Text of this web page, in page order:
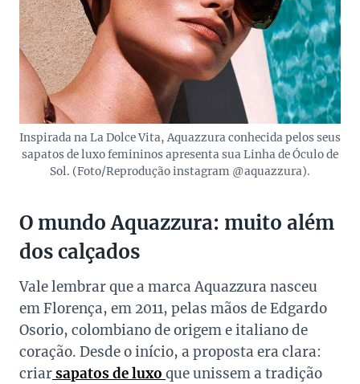
Inspirada na La Dolce Vita, Aquazzura conhecida pelos seus
sapatos de luxo femininos apresenta sua Linha de Óculo de
Sol. (Foto/Reprodução instagram @aquazzura).
O mundo Aquazzura: muito além
dos calçados
Vale lembrar que a marca Aquazzura nasceu
em Florença, em 2011, pelas mãos de Edgardo
Osorio, colombiano de origem e italiano de
coração. Desde o início, a proposta era clara:
criarsapatos de luxo que unissem a tradição